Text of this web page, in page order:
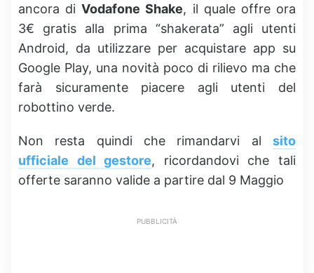
ancora diVodafone Shake, il quale offre ora
3€ gratis alla prima “shakerata” agli utenti
Android, da utilizzare per acquistare app su
Google Play, una novità poco di rilievo ma che
farà sicuramente piacere agli utenti del
robottino verde.
Non resta quindi che rimandarvi al sito
ufficiale del gestore, ricordandovi che tali
offerte saranno valide a partire dal 9 Maggio
PUBBLICITÀ